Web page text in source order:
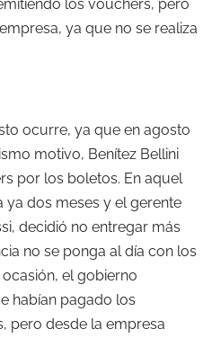
los vouchers, pero
ya que no se realiza
ocurre, ya que en agosto
motivo, Benítez Bellini
por los boletos. En aquel
dos meses y el gerente
decidió no entregar más
no se ponga al día con los
el gobierno
habían pagado los
pero desde la empresa